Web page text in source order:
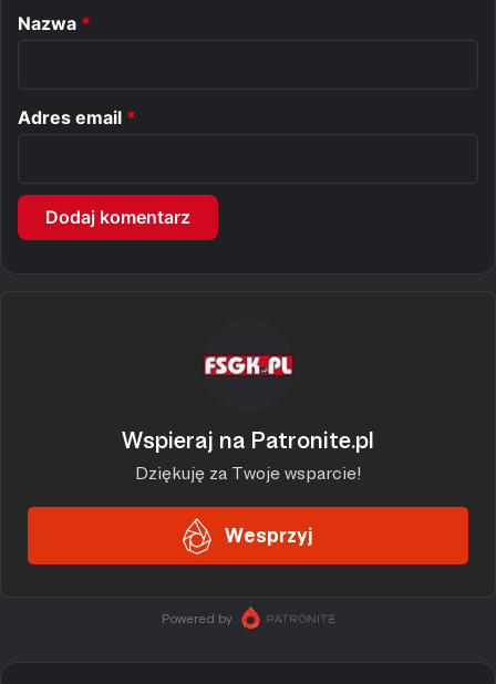
r
Nazwa *
Adres email *